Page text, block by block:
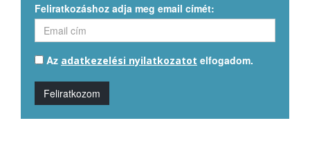
Feliratkozáshoz adja meg email címét:
Az adatkezelési nyilatkozatot elfogadom.
Feliratkozom